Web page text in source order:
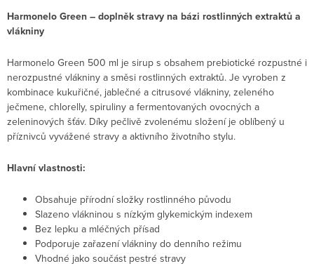
Harmonelo Green – doplněk stravy na bázi rostlinných extraktů a
vlákniny
Harmonelo Green 500 ml je sirup s obsahem prebiotické rozpustné i
nerozpustné vlákniny a směsi rostlinných extraktů. Je vyroben z
kombinace kukuřičné, jablečné a citrusové vlákniny, zeleného
ječmene, chlorelly, spiruliny a fermentovaných ovocných a
zeleninových šťáv. Díky pečlivě zvolenému složení je oblíbený u
příznivců vyvážené stravy a aktivního životního stylu.
Hlavní vlastnosti:
Obsahuje přírodní složky rostlinného původu
Slazeno vlákninou s nízkým glykemickým indexem
Bez lepku a mléčných přísad
Podporuje zařazení vlákniny do denního režimu
Vhodné jako součást pestré stravy